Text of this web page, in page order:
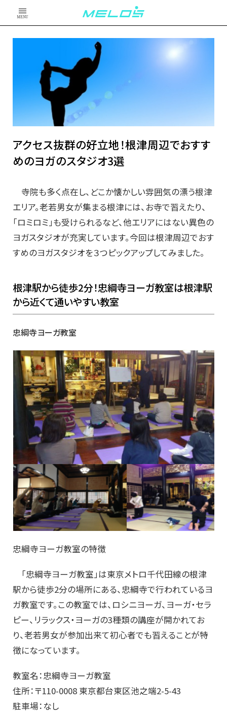
MENU
アクセス抜群の好立地！根津周辺でおすす
めのヨガのスタジオ3選
寺院も多く点在し、どこか懐かしい雰囲気の漂う根津
エリア。老若男女が集まる根津には、お寺で習えたり、
「ロミロミ」も受けられるなど、他エリアにはない異色の
ヨガスタジオが充実しています。今回は根津周辺でおす
すめのヨガスタジオを３つピックアップしてみました。
根津駅から徒歩2分！忠綱寺ヨーガ教室は根津駅
から近くて通いやすい教室
忠綱寺ヨーガ教室
忠綱寺ヨーガ教室の特徴
「忠綱寺ヨーガ教室」は東京メトロ千代田線の根津
駅から徒歩2分の場所にある、忠綱寺で行われているヨ
ガ教室です。この教室では、ロシニヨーガ、ヨーガ・セラ
ピー、リラックス・ヨーガの3種類の講座が開かれてお
り、老若男女が参加出来て初心者でも習えることが特
徴になっています。
教室名：忠綱寺ヨーガ教室
住所：〒110-0008 東京都台東区池之端2-5-43
駐車場：なし